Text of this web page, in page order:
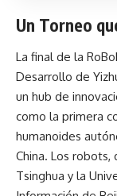
Un Torneo
La final de la
Desarrollo de
un hub de
como la primera
humanoides
China. Los
Tsinghua y la